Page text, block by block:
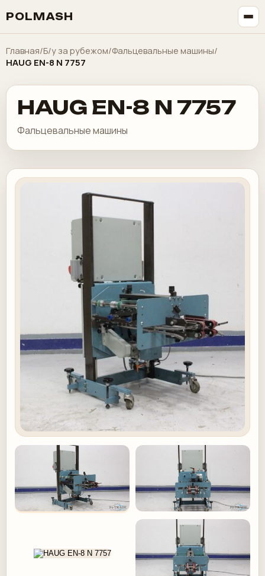
POLMASH
Главная/Б/у за рубежом/Фальцевальные машины/
HAUG EN-8 N 7757
HAUG EN-8 N 7757
Фальцевальные машины